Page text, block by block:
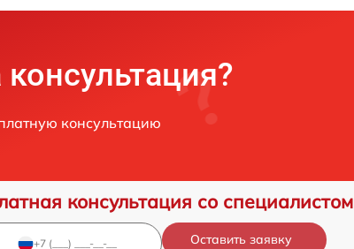
консультацию
консультация со специалистом
Оставить заявку